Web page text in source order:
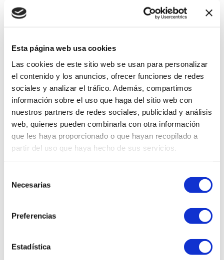
Esta página web usa cookies
Las cookies de este sitio web se usan para personalizar
el contenido y los anuncios, ofrecer funciones de redes
sociales y analizar el tráfico. Además, compartimos
información sobre el uso que haga del sitio web con
nuestros partners de redes sociales, publicidad y análisis
web, quienes pueden combinarla con otra información
que les haya proporcionado o que hayan recopilado a
partir del uso que haya hecho de sus servicios.
Necesarias
Preferencias
Estadística
DETALLE DEL PRODUCTO
Este bálsamo en barra contiene
40,000 ppm de Centella Asiática
+ TECA, una fórmula potente que
repara y protege la piel, junto
con ingredientes como
vitamina C pura para maximizar
aplicación precisa, higiénica y
problemáticas sin usar las
manos. Perfecto para pieles